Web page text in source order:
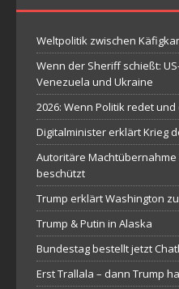
Weltpolitik zwischen
Wenn der Sheriff schießt:
Venezuela und Ukraine
2026: Wenn Politik redet
Digitalminister erklärt Krieg
Autoritäre
beschützt
Trump erklärt Washington
Trump & Putin in Alaska
Bundestag bestellt jetzt
Erst Trallala – dann Trump